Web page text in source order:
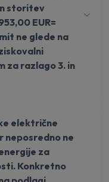
storitev
EUR=
ne glede na
za razlago 3. in
električne
neposredno ne
za
Konkretno